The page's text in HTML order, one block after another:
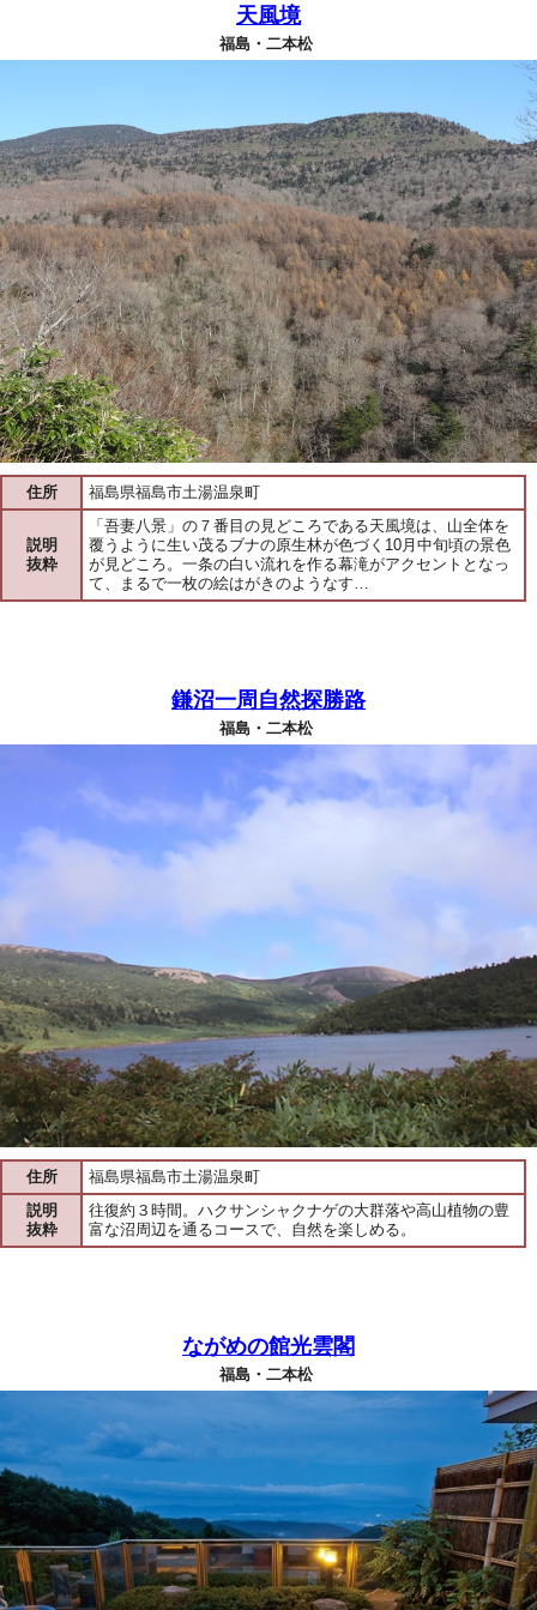
天風境
福島・二本松
住所 福島県福島市土湯温泉町
説明
抜粋
「吾妻八景」の７番目の見どころである天風境は、山全体を
覆うように生い茂るブナの原生林が色づく10月中旬頃の景色
が見どころ。一条の白い流れを作る幕滝がアクセントとなっ
て、まるで一枚の絵はがきのようなす…
鎌沼一周自然探勝路
福島・二本松
住所
福島県福島市土湯温泉町
説明
抜粋
往復約３時間。ハクサンシャクナゲの大群落や高山植物の豊
富な沼周辺を通るコースで、自然を楽しめる。
ながめの館光雲閣
福島・二本松